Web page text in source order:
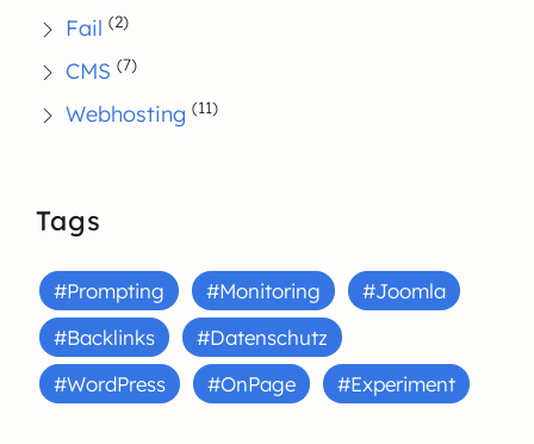
Fail (2)
CMS (7)
Webhosting (11)
Tags
#Prompting #Monitoring
#Joomla
#Backlinks
#Datenschutz
#WordPress
#OnPage #Experiment